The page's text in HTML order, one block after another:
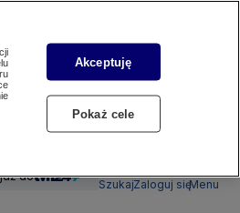
do
SzukajZaloguj sięMenu
Akceptuję
Pokaż cele